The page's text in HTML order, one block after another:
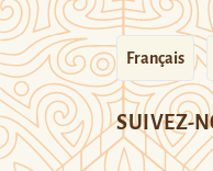
Français
SUIVEZ-